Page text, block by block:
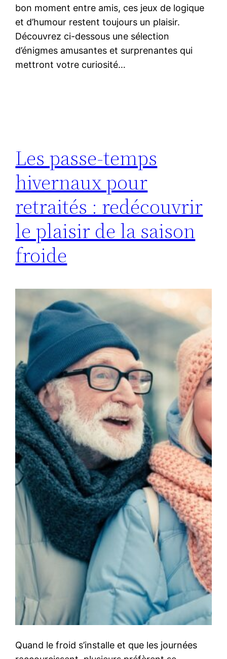
bon moment entre amis, ces jeux de logique
et d’humour restent toujours un plaisir.
Découvrez ci-dessous une sélection
d’énigmes amusantes et surprenantes qui
mettront votre curiosité…
Les passe-temps
hivernaux pour
retraités : redécouvrir
le plaisir de la saison
froide
Quand le froid s’installe et que les journées